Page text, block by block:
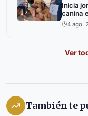
Inicia
canina
4 ago.
Ver
También te